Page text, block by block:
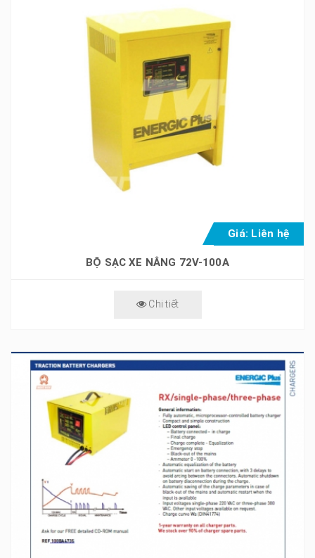
Giá: Liên hệ
BỘ SẠC XE NÂNG 72V-100A
Chi tiết